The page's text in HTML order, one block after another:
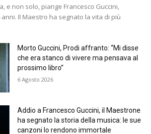
e non solo, piange Francesco Guccini,
Il Maestro ha segnato la vita di più
Morto Guccini, Prodi affranto: “Mi disse
che era stanco di vivere ma pensava al
prossimo libro”
6 Agosto 2026
Addio a Francesco Guccini, il Maestrone
ha segnato la storia della musica: le sue
canzoni lo rendono immortale